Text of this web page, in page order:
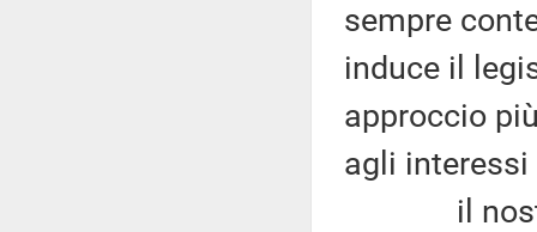
sempre
induce il
approccio
agli
il nostro